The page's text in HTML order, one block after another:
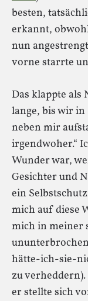
besten,
erkannt,
nun
vorne starrte
Das klappte
lange, bis wir
neben mir
irgendwoher.“
Wunder war,
Gesichter und
ein
mich auf diese
mich in meiner
hätte-ich-sie-
zu
er stellte sich